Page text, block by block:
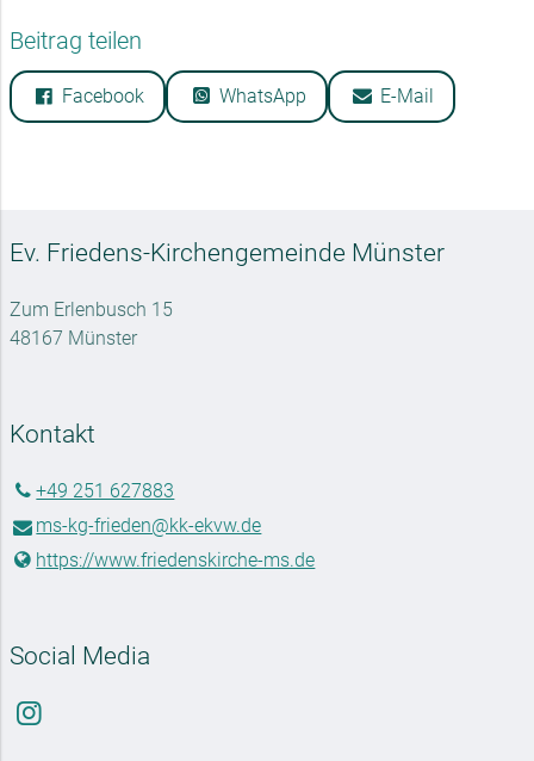
Beitrag teilen
Facebook WhatsApp E-Mail
Ev. Friedens-Kirchengemeinde Münster
Zum Erlenbusch 15
48167 Münster
Kontakt
+49 251 627883
ms-kg-frieden@​kk-ekvw.​de
https://www.​friedenskirche-ms.​de
Social Media